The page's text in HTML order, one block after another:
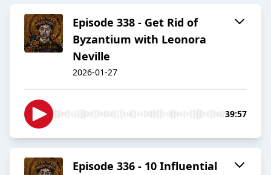
Episode 338 - Get Rid of
Byzantium with Leonora
Neville
2026-01-27
39:57
Episode 336 - 10 Influential